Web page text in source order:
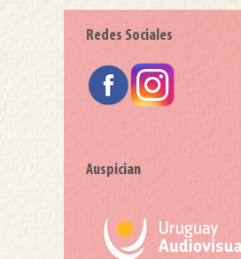
Redes Sociales
Auspician